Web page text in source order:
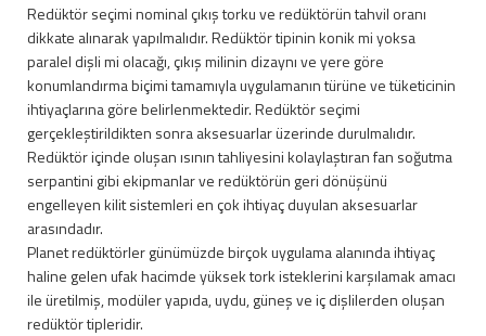
Redüktör seçimi nominal çıkış torku ve redüktörün tahvil oranı
dikkate alınarak yapılmalıdır. Redüktör tipinin konik mi yoksa
paralel dişli mi olacağı, çıkış milinin dizaynı ve yere göre
konumlandırma biçimi tamamıyla uygulamanın türüne ve tüketicinin
ihtiyaçlarına göre belirlenmektedir. Redüktör seçimi
gerçekleştirildikten sonra aksesuarlar üzerinde durulmalıdır.
Redüktör içinde oluşan ısının tahliyesini kolaylaştıran fan soğutma
serpantini gibi ekipmanlar ve redüktörün geri dönüşünü
engelleyen kilit sistemleri en çok ihtiyaç duyulan aksesuarlar
arasındadır.
Planet redüktörler günümüzde birçok uygulama alanında ihtiyaç
haline gelen ufak hacimde yüksek tork isteklerini karşılamak amacı
ile üretilmiş, modüler yapıda, uydu, güneş ve iç dişlilerden oluşan
redüktör tipleridir.